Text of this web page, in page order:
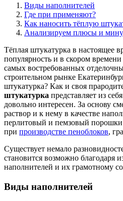
Виды наполнителей
Где при применяют?
Как наносить тёплую
Анализируем плюсы и
Тёплая штукатурка в настоящее
популярность и в скором
самых востребованных
строительном рынке
штукатурка? Как и своя
штукатурка представляет из
довольно интересен. За основу
раствор и к нему в качестве
перлитовый и пемзовый
при производстве пеноблоков,
Существует немало
становится возможно благодаря
наполнителей и их грамотному
Виды наполнителей